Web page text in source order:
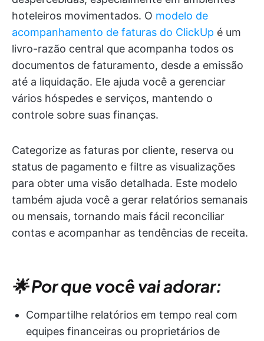
hoteleiros movimentados. O modelo de
acompanhamento de faturas do ClickUp é um
livro-razão central que acompanha todos os
documentos de faturamento, desde a emissão
até a liquidação. Ele ajuda você a gerenciar
vários hóspedes e serviços, mantendo o
controle sobre suas finanças.
Categorize as faturas por cliente, reserva ou
status de pagamento e filtre as visualizações
para obter uma visão detalhada. Este modelo
também ajuda você a gerar relatórios semanais
ou mensais, tornando mais fácil reconciliar
contas e acompanhar as tendências de receita.
🌟 Por que você vai adorar:
Compartilhe relatórios em tempo real com
equipes financeiras ou proprietários de